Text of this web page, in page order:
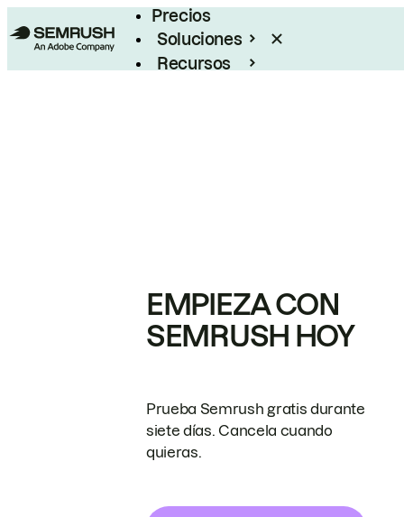
Precios
Soluciones
Recursos
EMPIEZA CON
SEMRUSH HOY
Prueba Semrush gratis durante
siete días. Cancela cuando
quieras.